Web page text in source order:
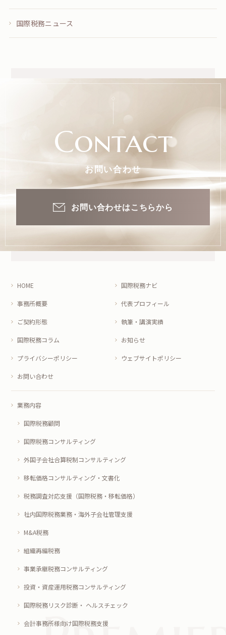
国際税務ニュース
Contact
お問い合わせ
お問い合わせはこちらから
HOME 国際税務ナビ
事務所概要 代表プロフィール
ご契約形態 執筆・講演実績
国際税務コラム お知らせ
プライバシーポリシー ウェブサイトポリシー
お問い合わせ
業務内容
国際税務顧問
国際税務コンサルティング
外国子会社合算税制コンサルティング
移転価格コンサルティング・文書化
税務調査対応支援（国際税務・移転価格）
社内国際税務業務・海外子会社管理支援
M&A税務
組織再編税務
事業承継税務コンサルティング
投資・資産運用税務コンサルティング
国際税務リスク診断・ ヘルスチェック
会計事務所様向け国際税務支援